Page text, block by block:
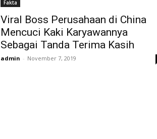
Fakta
Viral Boss Perusahaan di China
Mencuci Kaki Karyawannya
Sebagai Tanda Terima Kasih
admin - November 7, 2019